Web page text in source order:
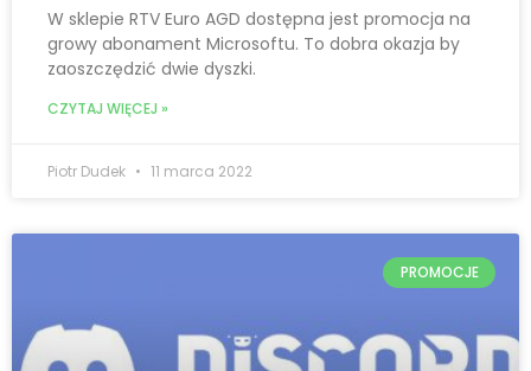
W sklepie RTV Euro AGD dostępna jest promocja na
growy abonament Microsoftu. To dobra okazja by
zaoszczędzić dwie dyszki.
CZYTAJ WIĘCEJ »
Piotr Dudek 11 marca 2022
PROMOCJE